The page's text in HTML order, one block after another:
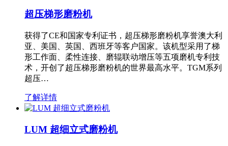
超压梯形磨粉机
获得了CE和国家专利证书，超压梯形磨粉机享誉澳大利
亚、美国、英国、西班牙等客户国家。该机型采用了梯
形工作面、柔性连接、磨辊联动增压等五项磨机专利技
术，开创了超压梯形磨粉机的世界最高水平。TGM系列
超压…
了解详情
LUM 超细立式磨粉机